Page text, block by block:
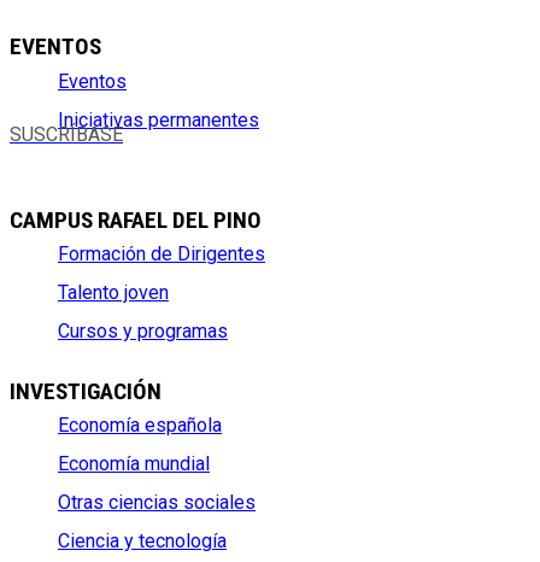
EVENTOS
Eventos
Iniciativas permanentes
SUSCRÍBASE
CAMPUS RAFAEL DEL PINO
Formación de Dirigentes
Talento joven
Cursos y programas
INVESTIGACIÓN
Economía española
Economía mundial
Otras ciencias sociales
Ciencia y tecnología